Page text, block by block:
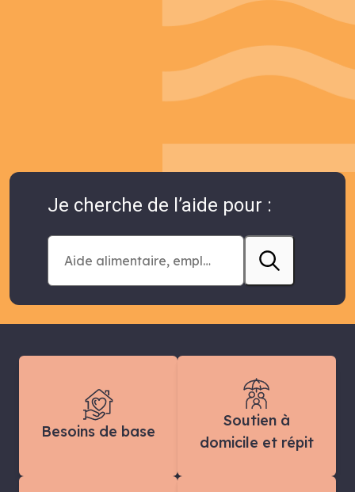
Je cherche de l’aide pour :
Besoins de base
Soutien à
domicile et répit